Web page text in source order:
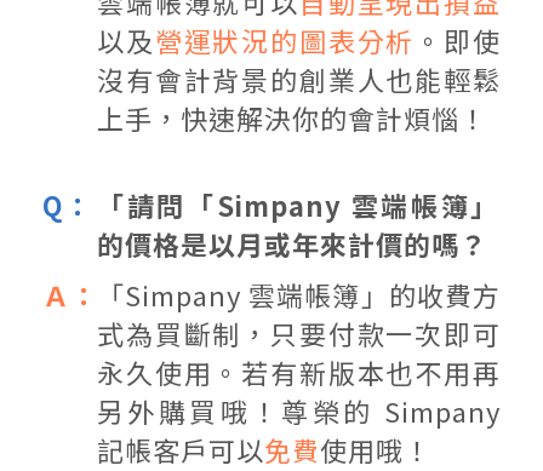
以及營運狀況的圖表分析 。即使
沒有會計背景的創業人也能輕鬆
上手，快速解決你的會計煩惱！
「請問「Simpany 雲端帳簿」
的價格是以月或年來計價的嗎？
「Simpany 雲端帳簿」的收費方
式為買斷制，只要付款一次即可
永久使用。若有新版本也不用再
另外購買哦！尊榮的 Simpany
記帳客戶可以免費使用哦！